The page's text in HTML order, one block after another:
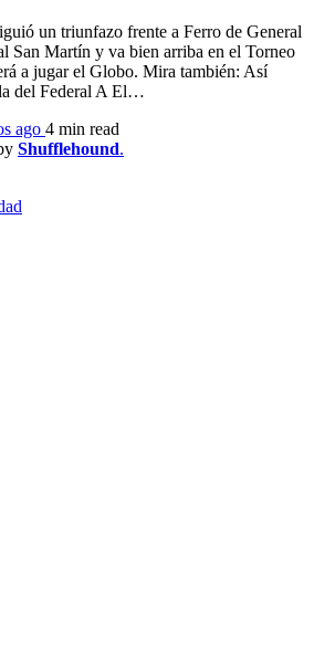
un triunfazo frente a Ferro de General
San Martín y va bien arriba en el Torneo
a jugar el Globo. Mira también: Así
del Federal A El…
ago 4 min read
Shufflehound.